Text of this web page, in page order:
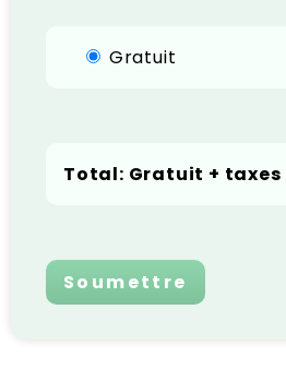
Gratuit
Total: Gratuit + taxes
Soumettre